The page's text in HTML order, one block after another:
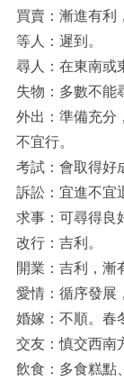
買賣：漸進有利
等人：遲到。
尋人：在東南或
失物：多數不能
外出：準備充分
不宜行。
考試：會取得好
訴訟：宜進不宜
求事：可尋得良
改行：吉利。
開業：吉利，漸
愛情：循序發展
婚嫁：不順。春
交友：慎交西南
飲食：多食糕點